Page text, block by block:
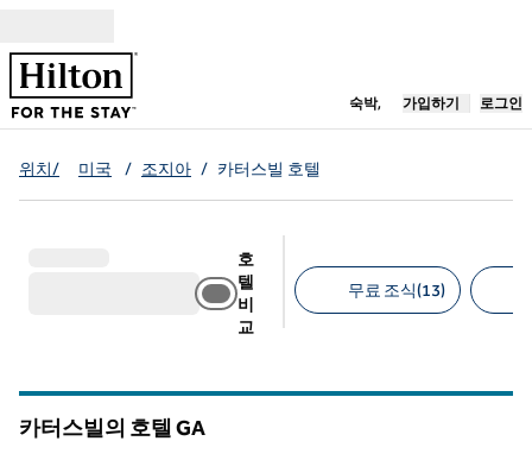
숙박,새 탭 열림
가입하기 로그인
위치/ 미국 / 조지아 / 카터스빌 호텔
호
텔
비
교
무료 조식(13)
카터스빌의 호텔 GA